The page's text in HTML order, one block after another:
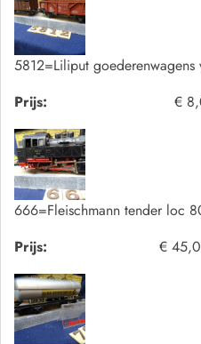
5812=Liliput
Prijs:
€
666=Fleischmann tender loc
Prijs:
€